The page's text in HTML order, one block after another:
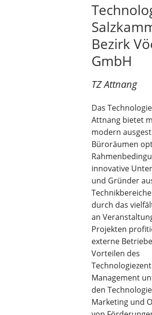
Bezirk
GmbH
TZ Attnang
Das
Attnang bietet
modern
Büroräumen
innovative
und Gründer
durch das
an
Projekten
externe
Vorteilen des
Management
den
Marketing und